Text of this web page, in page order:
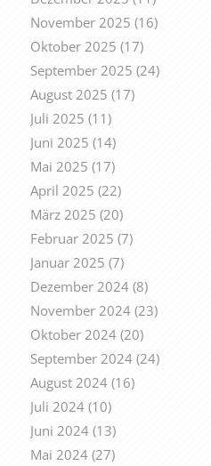
November 2025 (16)
Oktober 2025 (17)
September 2025 (24)
August 2025 (17)
Juli 2025 (11)
Juni 2025 (14)
Mai 2025 (17)
April 2025 (22)
März 2025 (20)
Februar 2025 (7)
Januar 2025 (7)
Dezember 2024(8)
November 2024(23)
Oktober 2024(20)
September 2024(24)
August 2024(16)
Juli 2024(10)
Juni 2024(13)
Mai 2024(27)